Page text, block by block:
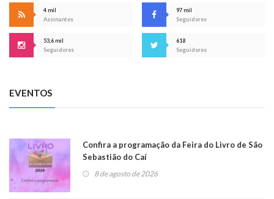
4 mil
Assinantes
97 mil
Seguidores
53,6 mil
Seguidores
618
Seguidores
EVENTOS
Confira a programação da Feira do Livro de São
Sebastião do Caí
8 de agosto de 2026